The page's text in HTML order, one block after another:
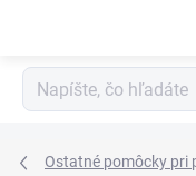
Ostatné pomôcky pri